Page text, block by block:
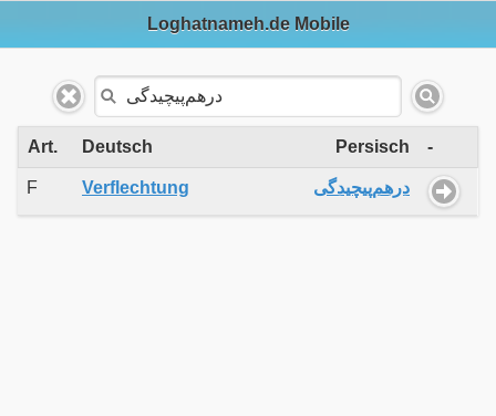
Loghatnameh.de Mobile
Art. Deutsch Persisch -
F Verflechtung درهم‌پیچیدگی